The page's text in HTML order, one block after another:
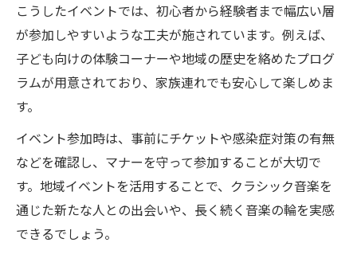
こうしたイベントでは、初心者から経験者まで幅広い層
が参加しやすいような工夫が施されています。例えば、
子ども向けの体験コーナーや地域の歴史を絡めたプログ
ラムが用意されており、家族連れでも安心して楽しめま
す。
イベント参加時は、事前にチケットや感染症対策の有無
などを確認し、マナーを守って参加することが大切で
す。地域イベントを活用することで、クラシック音楽を
通じた新たな人との出会いや、長く続く音楽の輪を実感
できるでしょう。